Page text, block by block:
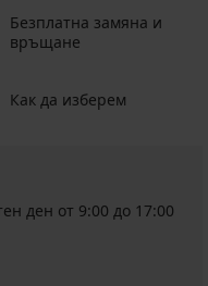
Безплатна замяна и
връщане
Как да изберем
ден от 9:00 до 17:00